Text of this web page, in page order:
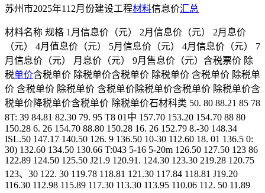
苏州市2025年112月份建设工程材料信息价汇总
材料名称 规格 1月信息价（元） 2月信息价（元） 2月息价
（元） 4月值息价（元） 5月信息价（元） 4月信息价（元） 7
月信息价（元） 月息价（元） 9月售息价（元）含税票价 除
税单价含税单价 除税单价含税单价 除税单价 含税单价 除税单
价 含税单价 除税单价 含税单价除税单价含税单价 除税单价含
税单价降税单价含税单价 除税单价石材科类 50. 80 88.21 85 78
8T: 39 84.81 82.30 79. 95 T8 01中 157.70 153.20 154.70 88 80
150.28 6. 26 154.70 88.80 150.28 16. 26 152.79 8.-30 148.34
ISL.50 147.17 140.50 126. 9 136.50 10-30 112.60 18. 01 136.5 0:
30) 132.60 134.50 130.66 T:043 5-16 5-20m 126.50 127.50 123 86
122.89 124.50 125.50 J21.9 120.91. 124.30 123.30 219.28 120.75
123、30 122. 30 119.78 118.81 121.30 117.84 118.81 J19.20
116.30 112.98 115.89 117.30 113.30 113.95 110.06 112. 50 11.89